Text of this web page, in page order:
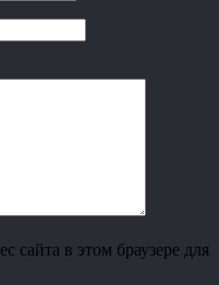
сайта в этом браузере для